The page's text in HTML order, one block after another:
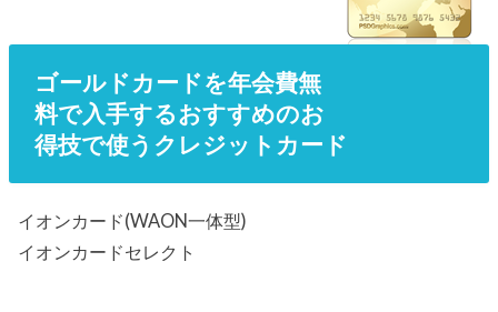
ゴールドカードを年会費無
料で入手するおすすめのお
得技で使うクレジットカード
イオンカード(WAON一体型)
イオンカードセレクト